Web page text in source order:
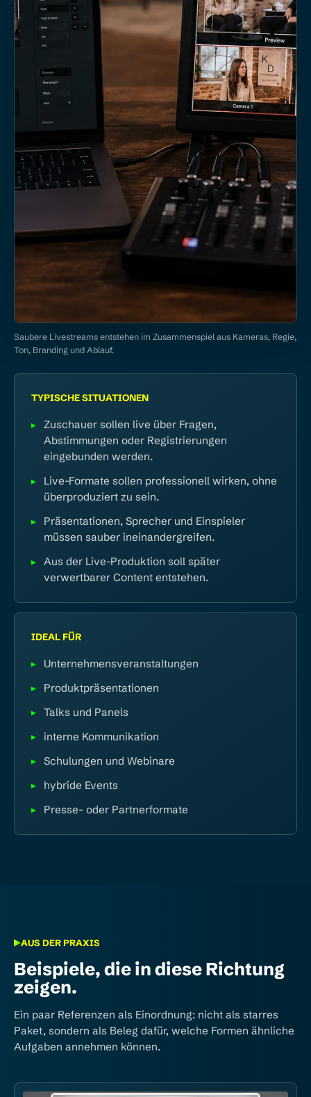
Saubere Livestreams entstehen im Zusammenspiel aus Kameras, Regie,
Ton, Branding und Ablauf.
TYPISCHE SITUATIONEN
Zuschauer sollen live über Fragen,
Abstimmungen oder Registrierungen
eingebunden werden.
Live-Formate sollen professionell wirken, ohne
überproduziert zu sein.
Präsentationen, Sprecher und Einspieler
müssen sauber ineinandergreifen.
Aus der Live-Produktion soll später
verwertbarer Content entstehen.
IDEAL FÜR
Unternehmensveranstaltungen
Produktpräsentationen
Talks und Panels
interne Kommunikation
Schulungen und Webinare
hybride Events
Presse- oder Partnerformate
AUS DER PRAXIS
Beispiele, die in diese Richtung
zeigen.
Ein paar Referenzen als Einordnung: nicht als starres
Paket, sondern als Beleg dafür, welche Formen ähnliche
Aufgaben annehmen können.